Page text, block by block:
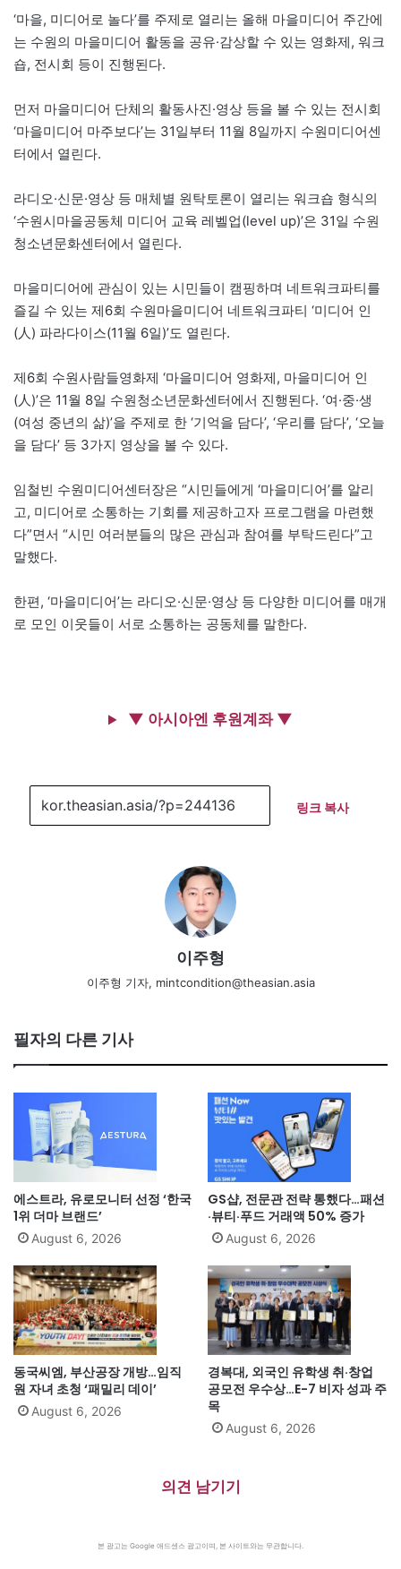
‘마을, 미디어로 놀다’를 주제로 열리는 올해 마을미디어 주간에
는 수원의 마을미디어 활동을 공유·감상할 수 있는 영화제, 워크
숍, 전시회 등이 진행된다.
먼저 마을미디어 단체의 활동사진·영상 등을 볼 수 있는 전시회
‘마을미디어 마주보다’는 31일부터 11월 8일까지 수원미디어센
터에서 열린다.
라디오·신문·영상 등 매체별 원탁토론이 열리는 워크숍 형식의
‘수원시마을공동체 미디어 교육 레벨업(level up)’은 31일 수원
청소년문화센터에서 열린다.
마을미디어에 관심이 있는 시민들이 캠핑하며 네트워크파티를
즐길 수 있는 제6회 수원마을미디어 네트워크파티 ‘미디어 인
(人) 파라다이스(11월 6일)’도 열린다.
제6회 수원사람들영화제 ‘마을미디어 영화제, 마을미디어 인
(人)’은 11월 8일 수원청소년문화센터에서 진행된다. ‘여·중·생
(여성 중년의 삶)’을 주제로 한 ‘기억을 담다’, ‘우리를 담다’, ‘오늘
을 담다’ 등 3가지 영상을 볼 수 있다.
임철빈 수원미디어센터장은 “시민들에게 ‘마을미디어’를 알리
고, 미디어로 소통하는 기회를 제공하고자 프로그램을 마련했
다”면서 “시민 여러분들의 많은 관심과 참여를 부탁드린다”고
말했다.
한편, ‘마을미디어’는 라디오·신문·영상 등 다양한 미디어를 매개
로 모인 이웃들이 서로 소통하는 공동체를 말한다.
▼ 아시아엔 후원계좌 ▼
링크 복사
이주형
이주형 기자, mintcondition@theasian.asia
필자의 다른 기사
에스트라, 유로모니터 선정 ‘한국
1위 더마 브랜드’
August 6, 2026
GS샵, 전문관 전략 통했다…패션
·뷰티·푸드 거래액 50% 증가
August 6, 2026
동국씨엠, 부산공장 개방…임직
원 자녀 초청 ‘패밀리 데이’
August 6, 2026
경복대, 외국인 유학생 취·창업
공모전 우수상…E-7 비자 성과 주
목
August 6, 2026
의견 남기기
본 광고는 Google 애드센스 광고이며, 본 사이트와는 무관합니다.